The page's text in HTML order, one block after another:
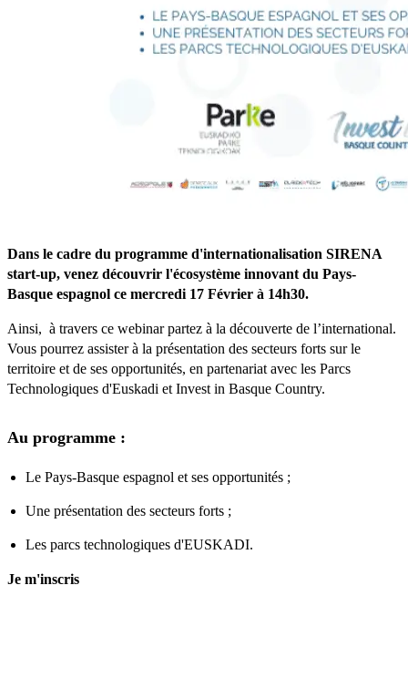
Dans le cadre du programme d'internationalisation SIRENA
start-up, venez découvrir l'écosystème innovant du Pays-
Basque espagnol ce mercredi 17 Février à 14h30.
Ainsi, à travers ce webinar partez à la découverte de l’international.
Vous pourrez assister à la présentation des secteurs forts sur le
territoire et de ses opportunités, en partenariat avec les Parcs
Technologiques d'Euskadi et Invest in Basque Country.
Au programme :
Le Pays-Basque espagnol et ses opportunités ;
Une présentation des secteurs forts ;
Les parcs technologiques d'EUSKADI.
Je m'inscris